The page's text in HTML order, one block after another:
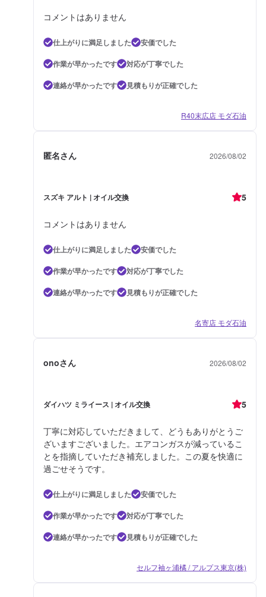
コメントはありません
仕上がりに満足しました
安価でした
作業が早かったです
対応が丁寧でした
連絡が早かったです
見積もりが正確でした
R40末広店 モダ石油
匿名さん 2026/08/02
スズキ アルト | オイル交換 5
コメントはありません
仕上がりに満足しました
安価でした
作業が早かったです
対応が丁寧でした
連絡が早かったです
見積もりが正確でした
名寄店 モダ石油
onoさん 2026/08/02
ダイハツ ミライース | オイル交換 5
丁寧に対応していただきまして、どうもありがとうご
ざいますございました。エアコンガスが減っているこ
とを指摘していただき補充しました。この夏を快適に
過ごせそうです。
仕上がりに満足しました
安価でした
作業が早かったです
対応が丁寧でした
連絡が早かったです
見積もりが正確でした
セルフ袖ヶ浦橘 / アルプス東京(株)